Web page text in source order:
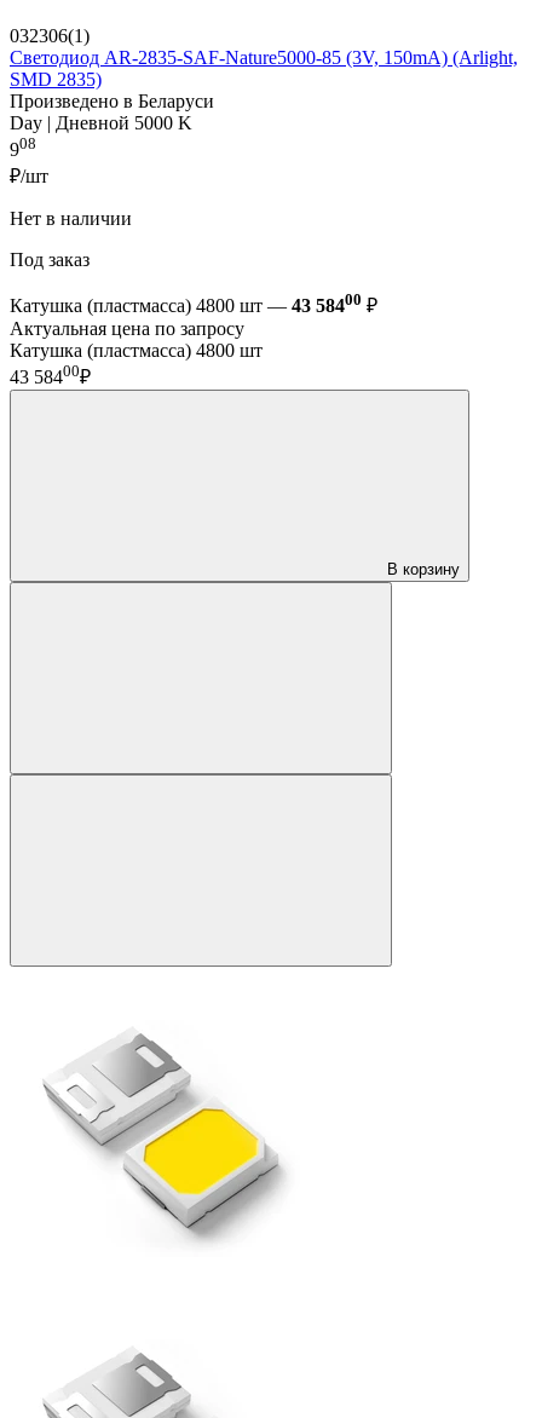
032306(1)
Светодиод AR-2835-SAF-Nature5000-85 (3V, 150mA) (Arlight,
SMD 2835)
Произведено в Беларуси
Day | Дневной 5000 K
908
₽/шт
Нет в наличии
Под заказ
Катушка (пластмасса) 4800 шт — 43 58400 ₽
Актуальная цена по запросу
Катушка (пластмасса) 4800 шт
43 58400₽
В корзину